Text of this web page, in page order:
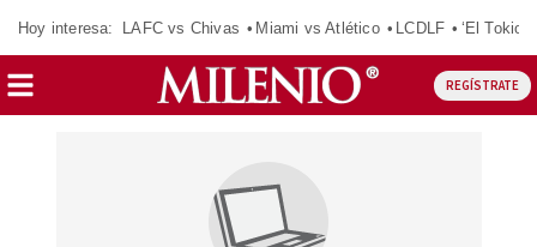
Hoy interesa: LAFC vs Chivas Miami vs Atlético LCDLF ‘El Tokio’
REGÍSTRATE